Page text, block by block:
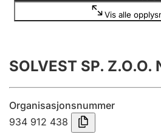
Årsregnskap
Innsending og
Tinglysing
Vis alle
SOLVEST SP. Z.O.O.
Organisasjonsnummer
934 912 438